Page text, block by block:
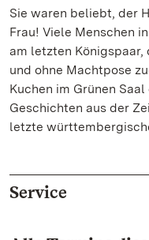
Sie waren beliebt, der
Frau! Viele Menschen
am letzten Königspaar,
und ohne Machtpose
Kuchen im Grünen
Geschichten aus der
letzte
Service